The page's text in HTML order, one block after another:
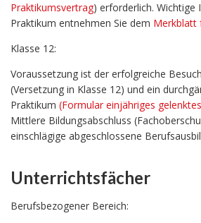
Praktikumsvertrag) erforderlich.
Praktikum entnehmen Sie dem Merkblatt
Klasse 12:
Voraussetzung ist der erfolgreiche
(Versetzung in Klasse 12) und ein
Praktikum (Formular einjähriges
Mittlere Bildungsabschluss
einschlägige abgeschlossene
Unterrichtsfächer
Berufsbezogener Bereich: